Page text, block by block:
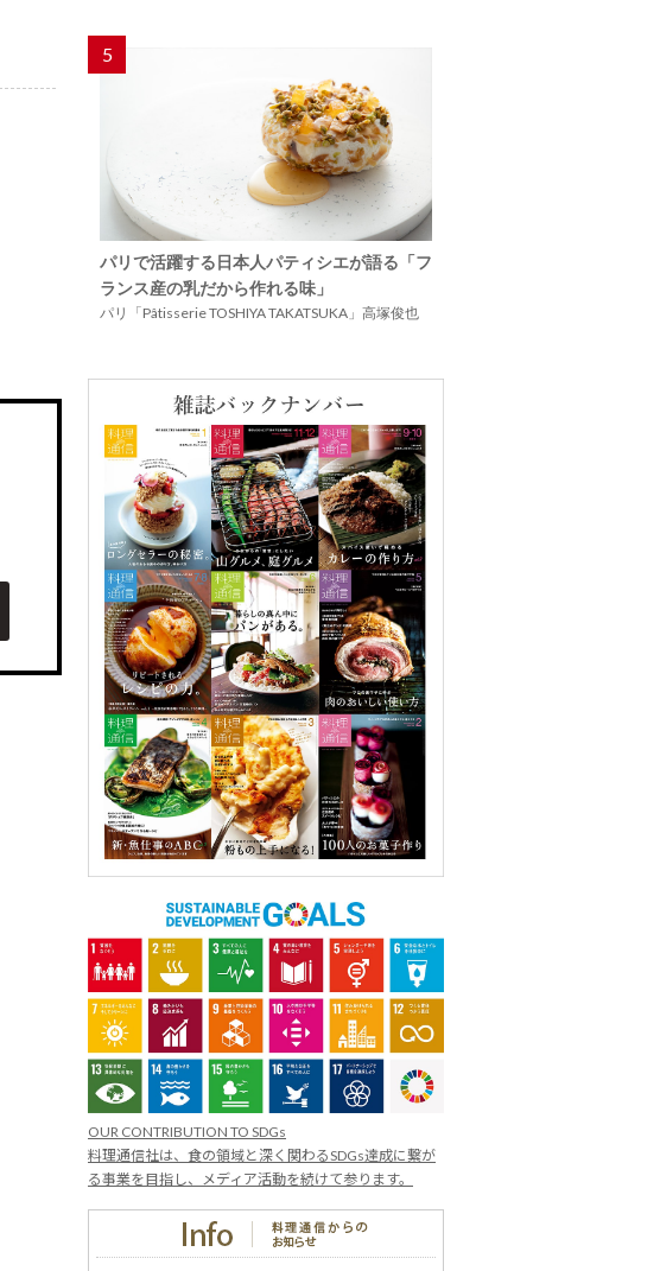
5
パリで活躍する日本人パティシエが語る「フ
ランス産の乳だから作れる味」
パリ「Pâtisserie TOSHIYA TAKATSUKA」高塚俊也
OUR CONTRIBUTION TO SDGs
料理通信社は、食の領域と深く関わるSDGs達成に繋が
る事業を目指し、メディア活動を続けて参ります。